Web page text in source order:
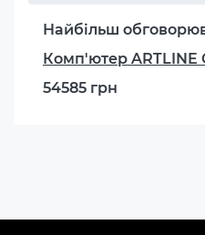
Найбільш
Комп'ютер ARTLINE
54585 грн